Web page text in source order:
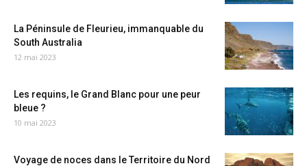
La Péninsule de Fleurieu, immanquable du
South Australia
12 mai 2023
Les requins, le Grand Blanc pour une peur
bleue ?
10 mai 2023
Voyage de noces dans le Territoire du Nord